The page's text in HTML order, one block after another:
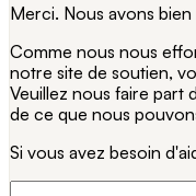
Merci. Nous avons
Comme nous nous
notre site de soutien,
Veuillez nous faire part
de ce que nous
Si vous avez besoin